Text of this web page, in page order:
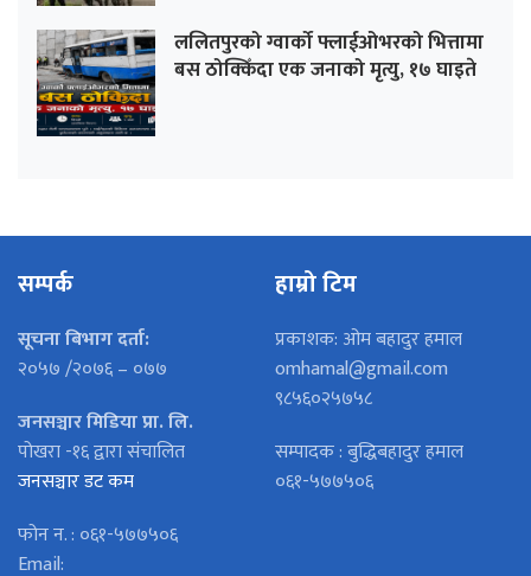
ललितपुरको ग्वार्को फ्लाईओभरको भित्तामा
बस ठोक्किँदा एक जनाको मृत्यु, १७ घाइते
सम्पर्क
सूचना बिभाग दर्ता:
२०५७ /२०७६ – ०७७
जनसञ्चार मिडिया प्रा. लि.
पोखरा -१६ द्वारा संचालित
जनसञ्चार डट कम
फोन न. : ०६१-५७७५०६
Email:
हाम्रो टिम
प्रकाशक: ओम बहादुर हमाल
omhamal@gmail.com
९८५६०२५७५८
सम्पादक : बुद्धिबहादुर हमाल
०६१-५७७५०६